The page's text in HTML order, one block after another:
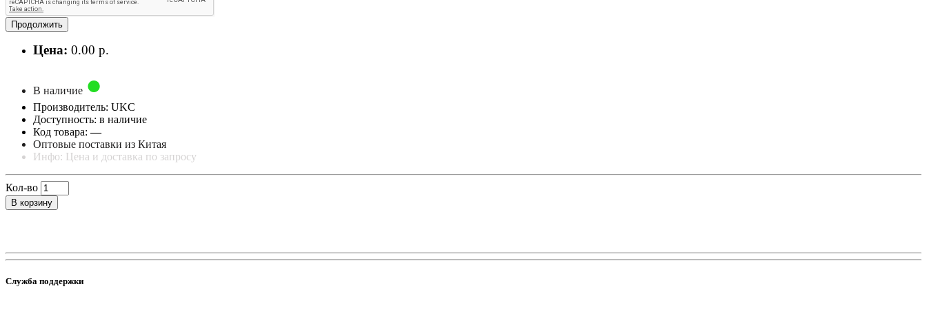
Продолжить
Цена: 0.00 р.
В наличие
Производитель: UKC
Доступность: в наличие
Код товара:—
Оптовые поставки из Китая
Инфо: Цена и доставка по запросу
Кол-во
В корзину
Служба поддержки